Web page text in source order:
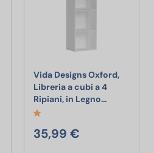
PMEFGJDPE Dipinti Famosi Poster
Vida Designs Oxford,
Libreria a cubi a 4
Ripiani, in Legno…
35,99 €